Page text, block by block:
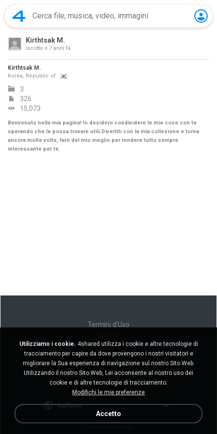
Kirthtsak M.
Iscritto il 7 anni fa
Kirthtsak M.
Korea, Republic of
3
326
15,073
Benvenuto nella mia pagina! Io desidero condividere le mie cose con te
sperando che le possa trovare utili.Divertiti con la mia collezione e torna
ancora molte volte, farò del mio meglio per rendere tutto sempre
interessante per te.
Termini d'Uso
Non venda le mie informazioni personali
Non condivida le mie informazioni personali
Italiano
Utilizziamo i cookie. 4shared utilizza i cookie e altre tecnologie di
tracciamento per capire da dove provengono i nostri visitatori e
migliorare la Sua esperienza di navigazione sul nostro Sito Web.
Utilizzando il nostro Sito Web, Lei acconsente al nostro uso dei
cookie e di altre tecnologie di tracciamento.
Modifichi le mie preferenze
Accetto